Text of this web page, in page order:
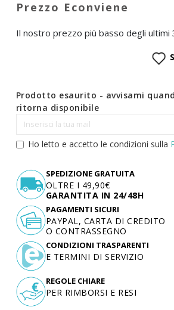
Il nostro prezzo più basso degli ultimi
Prodotto esaurito - avvisami
ritorna disponibile
Ho letto e accetto le condizioni sulla
SPEDIZIONE GRATUITA
OLTRE I 49,90€
GARANTITA IN 24/48H
PAGAMENTI SICURI
PAYPAL, CARTA DI CREDITO
O CONTRASSEGNO
CONDIZIONI TRASPARENTI
E TERMINI DI SERVIZIO
REGOLE CHIARE
PER RIMBORSI E RESI